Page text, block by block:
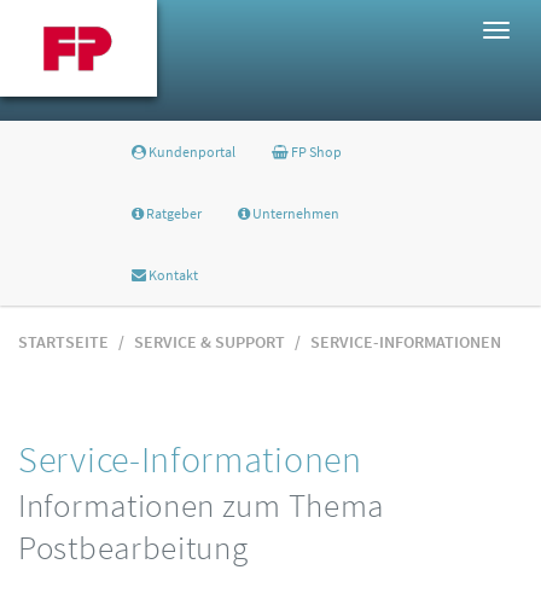
Kundenportal FP Shop
Ratgeber Unternehmen
Kontakt
STARTSEITE SERVICE & SUPPORT SERVICE-INFORMATIONEN
Service-Informationen
Informationen zum Thema
Postbearbeitung